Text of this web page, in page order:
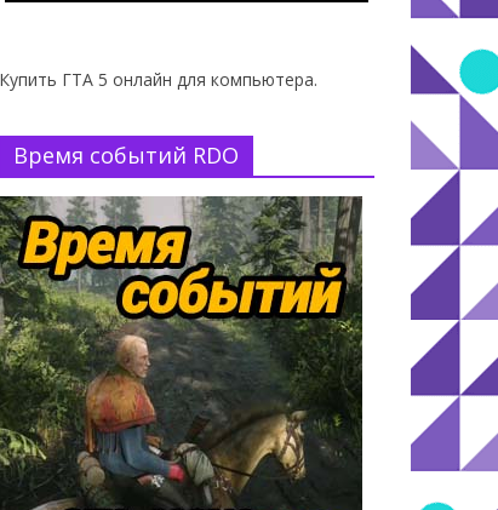
Купить ГТА 5 онлайн для компьютера.
Время событий RDO